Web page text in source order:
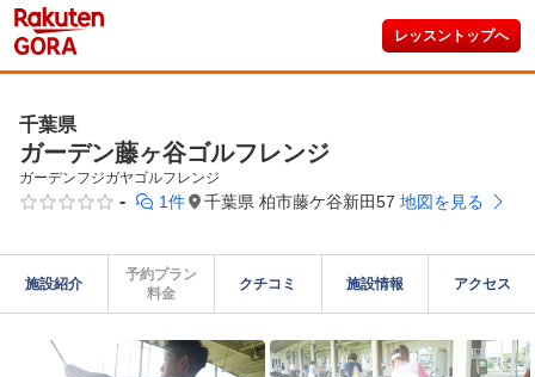
レッスントップへ
千葉県
ガーデン藤ヶ谷ゴルフレンジ
ガーデンフジガヤゴルフレンジ
- 1件 千葉県 柏市藤ケ谷新田57 地図を見る
施設紹介
予約プラン
料金
クチコミ 施設情報 アクセス